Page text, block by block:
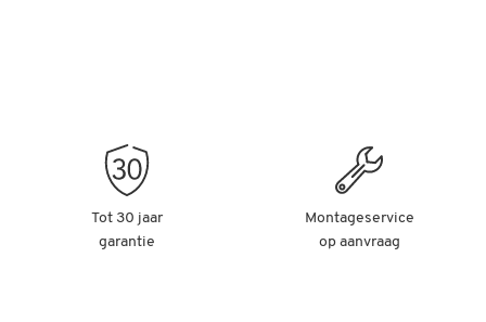
Tot 30 jaar
garantie
Montageservice
op aanvraag